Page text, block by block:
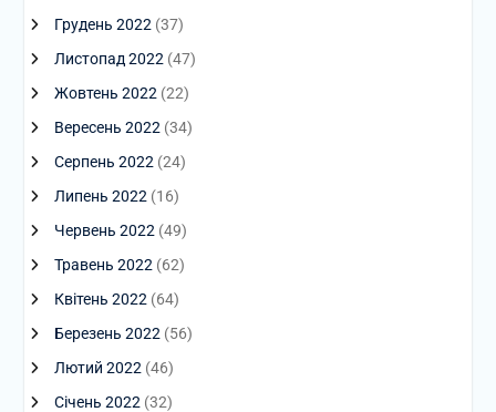
Грудень 2022 (37)
Листопад 2022 (47)
Жовтень 2022 (22)
Вересень 2022 (34)
Серпень 2022 (24)
Липень 2022 (16)
Червень 2022 (49)
Травень 2022 (62)
Квітень 2022 (64)
Березень 2022 (56)
Лютий 2022 (46)
Січень 2022 (32)